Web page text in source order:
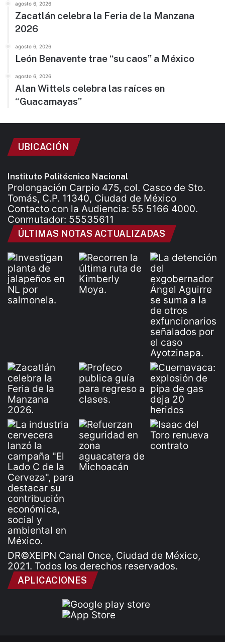
agosto 6, 2026
Zacatlán celebra la Feria de la Manzana
2026
agosto 6, 2026
León Benavente trae “su caos” a México
agosto 6, 2026
Alan Wittels celebra las raíces en
“Guacamayas”
UBICACIÓN
Instituto Politécnico Nacional
Prolongación Carpio 475, col. Casco de Sto.
Tomás, C.P. 11340, Ciudad de México
Contacto con la Audiencia: 55 5166 4000.
Conmutador: 55535611
ÚLTIMAS NOTAS ACTUALIZADAS
DR©XEIPN Canal Once, Ciudad de México,
2021. Todos los derechos reservados.
APLICACIONES